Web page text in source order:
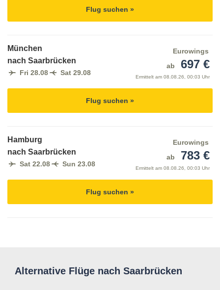
Flug suchen »
München
nach Saarbrücken
Fri 28.08 Sat 29.08
Eurowings
ab
697 €
Ermittelt am 08.08.26, 00:03 Uhr
Flug suchen »
Hamburg
nach Saarbrücken
Sat 22.08 Sun 23.08
Eurowings
ab
783 €
Ermittelt am 08.08.26, 00:03 Uhr
Flug suchen »
Alternative Flüge nach Saarbrücken